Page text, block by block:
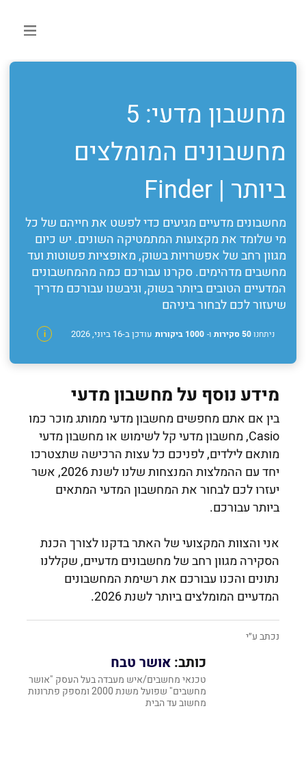
מחשבון מדעי: 5
מחשבונים המומלצים
ביותר | Finder
מחשבונים מדעיים מגיעים כדי לפשט את חייהם של כל
מי שלומד את מקצועות המתמטיקה השונים. יש כיום
מגוון רחב של אפשרויות בשוק, מאופציות פשוטות ועד
מחשבים מדהימים. סקרנו עבורכם כמה מהמחשבונים
המדעיים הטובים ביותר בשוק, וגיבשנו עבורכם מדריך
שיעזור לכם לבחור ביניהם
ניתחנו50 סקירות ו- 1000 ביקורות i עודכן ב-16 ביוני, 2026
מידע נוסף על מחשבון מדעי
בין אם אתם מחפשים מחשבון מדעי ממותג מוכר כמו
Casio, מחשבון מדעי קל לשימוש או מחשבון מדעי
מותאם לילדים, לפניכם כל עצות הרכישה שתצטרכו
יחד עם ההמלצות המנצחות שלנו לשנת 2026, אשר
יעזרו לכם לבחור את המחשבון המדעי המתאים
ביותר עבורכם.
אני והצוות המקצועי של האתר בדקנו לצורך הכנת
הסקירה מגוון רחב של מחשבונים מדעיים, שקללנו
נתונים והכנו עבורכם את רשימת המחשבונים
המדעיים המומלצים ביותר לשנת 2026.
נכתב ע״י
כותב: אושר טבח
טכנאי מחשבים/איש מעבדה בעל העסק "אושר
מחשבים" שפועל משנת 2000 ומספק פתרונות
מחשוב עד הבית